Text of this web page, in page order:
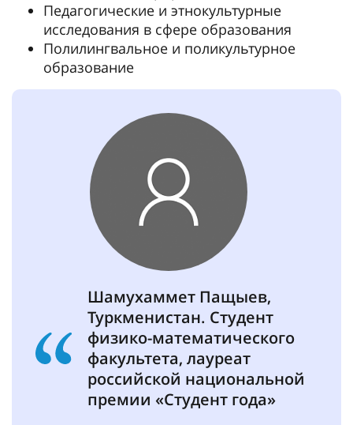
Педагогические и этнокультурные
исследования в сфере образования
Полилингвальное и поликультурное
образование
Шамухаммет Пащыев,
Туркменистан. Студент
физико-математического
факультета, лауреат
российской национальной
премии «Студент года»